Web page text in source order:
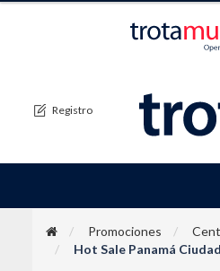
Registro
Promociones
Hot Sale Panamá